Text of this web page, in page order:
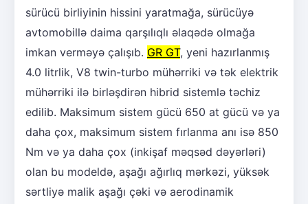
sürücü birliyinin hissini yaratmağa, sürücüyə
avtomobillə daima qarşılıqlı əlaqədə olmağa
imkan verməyə çalışıb. GR GT, yeni hazırlanmış
4.0 litrlik, V8 twin-turbo mühərriki və tək elektrik
mühərriki ilə birləşdirən hibrid sistemlə təchiz
edilib. Maksimum sistem gücü 650 at gücü və ya
daha çox, maksimum sistem fırlanma anı isə 850
Nm və ya daha çox (inkişaf məqsəd dəyərləri)
olan bu modeldə, aşağı ağırlıq mərkəzi, yüksək
sərtliyə malik aşağı çəki və aerodinamik